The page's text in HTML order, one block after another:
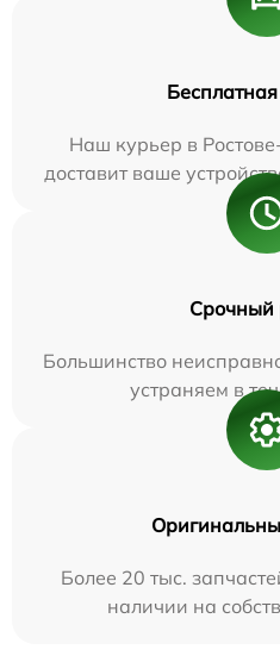
Наш курьер в
доставит ваше
Срочный
Большинство
устраняем в
Более 20 тыс.
наличии на